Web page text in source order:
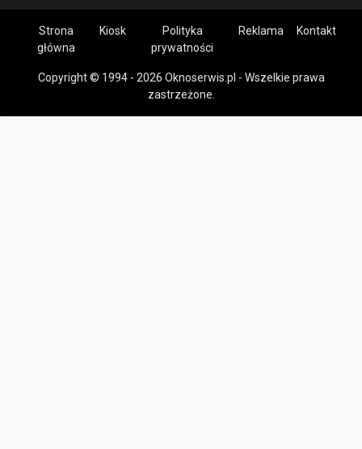
Strona
główna
Kiosk
Polityka
prywatności
Reklama Kontakt
Copyright © 1994 - 2026 Oknoserwis.pl - Wszelkie prawa
zastrzeżone.